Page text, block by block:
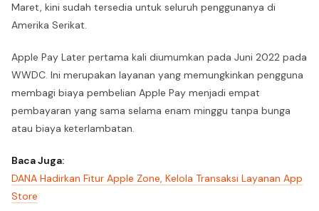
Maret, kini sudah tersedia untuk seluruh penggunanya di
Amerika Serikat.
Apple Pay Later pertama kali diumumkan pada Juni 2022 pada
WWDC. Ini merupakan layanan yang memungkinkan pengguna
membagi biaya pembelian Apple Pay menjadi empat
pembayaran yang sama selama enam minggu tanpa bunga
atau biaya keterlambatan.
Baca Juga:
DANA Hadirkan Fitur Apple Zone, Kelola Transaksi Layanan App
Store